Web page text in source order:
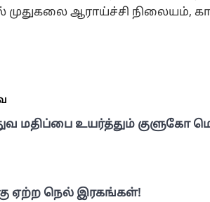
முதுகலை ஆராய்ச்சி நிலையம்,
மதிப்பை உயர்த்தும் குளுகோ
ஏற்ற நெல் இரகங்கள்!